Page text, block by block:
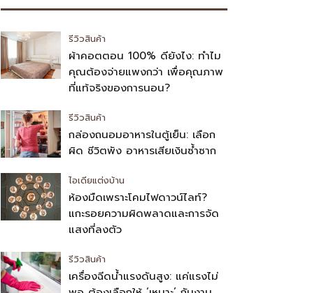
รีวิวสินค้า
ผ้าคอตตอน 100% ดียังไง: ทำไม
คุณต้องจ่ายแพงกว่า เพื่อคุณภาพ
ที่แท้จริงของการนอน?
รีวิวสินค้า
กล่องถนอมอาหารในตู้เย็น: เลือก
ผิด ชีวิตพัง อาหารเสียเงินซ้ำซาก
ไอเดียแต่งบ้าน
ห้องมืดเพราะโคมไฟดาวน์ไลท์?
แกะรอยความผิดพลาดและการจัด
แสงที่ลงตัว
รีวิวสินค้า
เครื่องฉีดน้ำแรงดันสูง: แค่แรงไม่